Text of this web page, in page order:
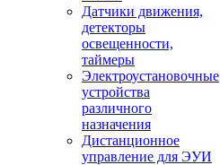
Датчики движения,
детекторы
освещенности,
таймеры
Электроустановочные
устройства
различного
назначения
Дистанционное
управление для ЭУИ